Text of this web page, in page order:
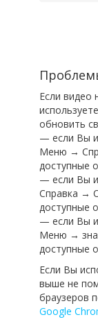
Если видео
обновить
— если Вы
Меню →
доступные
— если Вы
Справка →
доступные
— если Вы
Меню →
доступные
Если Вы
выше не
браузеров
Google